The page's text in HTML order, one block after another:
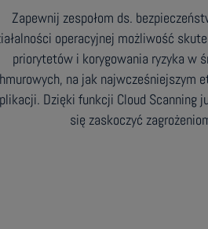
Zapewnij zespołom ds.
operacyjnej możliwość
priorytetów i korygowania ryzyka w
na jak najwcześniejszym
Dzięki funkcji Cloud Scanning
się zaskoczyć